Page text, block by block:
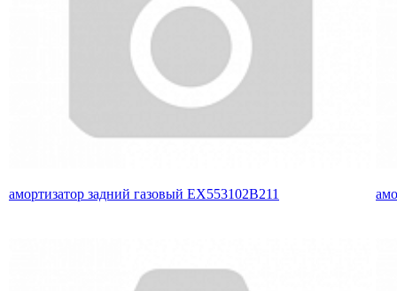
амортизатор задний газовый EX553102B211